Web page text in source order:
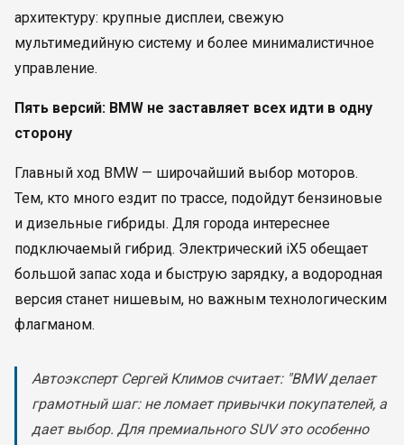
архитектуру: крупные дисплеи, свежую
мультимедийную систему и более минималистичное
управление.
Пять версий: BMW не заставляет всех идти в одну
сторону
Главный ход BMW — широчайший выбор моторов.
Тем, кто много ездит по трассе, подойдут бензиновые
и дизельные гибриды. Для города интереснее
подключаемый гибрид. Электрический iX5 обещает
большой запас хода и быструю зарядку, а водородная
версия станет нишевым, но важным технологическим
флагманом.
Автоэксперт Сергей Климов считает: "BMW делает
грамотный шаг: не ломает привычки покупателей, а
дает выбор. Для премиального SUV это особенно